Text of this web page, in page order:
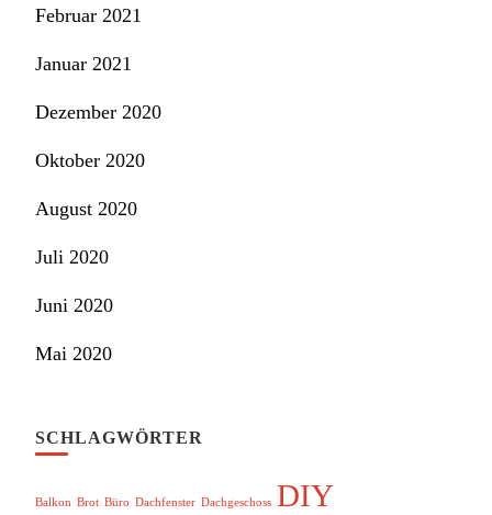
Februar 2021
Januar 2021
Dezember 2020
Oktober 2020
August 2020
Juli 2020
Juni 2020
Mai 2020
SCHLAGWÖRTER
Balkon Brot Büro Dachfenster Dachgeschoss DIY